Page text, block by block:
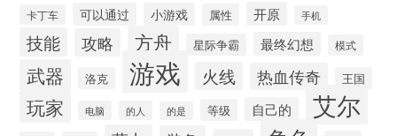
卡丁车 可以通过 小游戏 属性 开原 手机
技能 攻略 方舟 星际争霸 最终幻想 模式
武器 洛克 游戏 火线 热血传奇 王国
玩家 电脑 的人 的是 等级 自己的 艾尔